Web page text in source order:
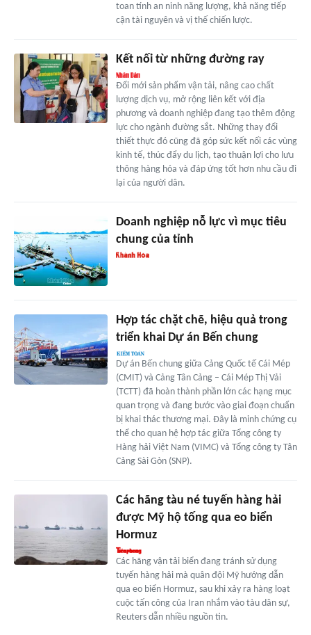
toan tính an ninh năng lượng, khả năng tiếp
cận tài nguyên và vị thế chiến lược.
Kết nối từ những đường ray
Đổi mới sản phẩm vận tải, nâng cao chất
lượng dịch vụ, mở rộng liên kết với địa
phương và doanh nghiệp đang tạo thêm động
lực cho ngành đường sắt. Những thay đổi
thiết thực đó cũng đã góp sức kết nối các vùng
kinh tế, thúc đẩy du lịch, tạo thuận lợi cho lưu
thông hàng hóa và đáp ứng tốt hơn nhu cầu đi
lại của người dân.
Doanh nghiệp nỗ lực vì mục tiêu
chung của tỉnh
Hợp tác chặt chẽ, hiệu quả trong
triển khai Dự án Bến chung
Dự án Bến chung giữa Cảng Quốc tế Cái Mép
(CMIT) và Cảng Tân Cảng – Cái Mép Thị Vải
(TCTT) đã hoàn thành phần lớn các hạng mục
quan trọng và đang bước vào giai đoạn chuẩn
bị khai thác thương mại. Đây là minh chứng cụ
thể cho quan hệ hợp tác giữa Tổng công ty
Hàng hải Việt Nam (VIMC) và Tổng công ty Tân
Cảng Sài Gòn (SNP).
Các hãng tàu né tuyến hàng hải
được Mỹ hộ tống qua eo biển
Hormuz
Các hãng vận tải biển đang tránh sử dụng
tuyến hàng hải mà quân đội Mỹ hướng dẫn
qua eo biển Hormuz, sau khi xảy ra hàng loạt
cuộc tấn công của Iran nhắm vào tàu dân sự,
Reuters dẫn nhiều nguồn tin.